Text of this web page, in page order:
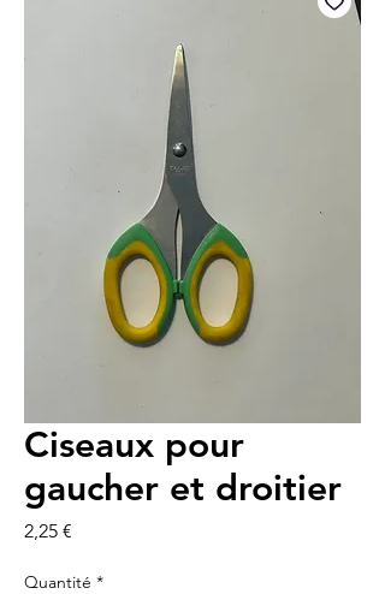
Ciseaux pour
gaucher et droitier
2,25 €
Quantité *